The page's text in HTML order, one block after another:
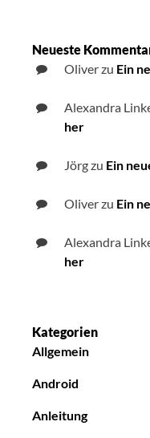
Neueste
Oliverzu Ein
Alexandra
her
Jörgzu Ein
Oliverzu Ein
Alexandra
her
Kategorien
Allgemein
Android
Anleitung